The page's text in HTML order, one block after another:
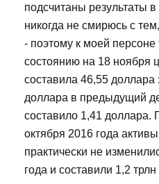
подсчитаны результаты
никогда не смирюсь с
- поэтому к моей
состоянию на 18 ноября
составила 46,55 доллара
доллара в предыдущий
составило 1,41 доллара.
октября 2016 года
практически не
года и составили 1,2